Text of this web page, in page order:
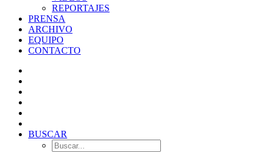
REPORTAJES
PRENSA
ARCHIVO
EQUIPO
CONTACTO
BUSCAR